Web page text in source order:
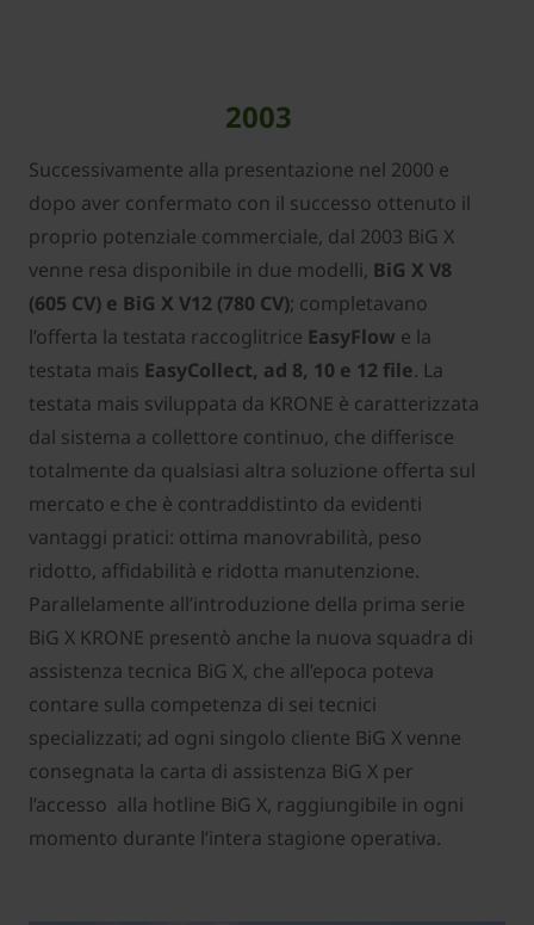
2003
Successivamente alla presentazione nel 2000 e
dopo aver confermato con il successo ottenuto il
proprio potenziale commerciale, dal 2003 BiG X
venne resa disponibile in due modelli, BiG X V8
(605 CV) e BiG X V12 (780 CV); completavano
l’offerta la testata raccoglitrice EasyFlow e la
testata mais EasyCollect, ad 8, 10 e 12 file. La
testata mais sviluppata da KRONE è caratterizzata
dal sistema a collettore continuo, che differisce
totalmente da qualsiasi altra soluzione offerta sul
mercato e che è contraddistinto da evidenti
vantaggi pratici: ottima manovrabilità, peso
ridotto, affidabilità e ridotta manutenzione.
Parallelamente all’introduzione della prima serie
BiG X KRONE presentò anche la nuova squadra di
assistenza tecnica BiG X, che all’epoca poteva
contare sulla competenza di sei tecnici
specializzati; ad ogni singolo cliente BiG X venne
consegnata la carta di assistenza BiG X per
l’accesso alla hotline BiG X, raggiungibile in ogni
momento durante l’intera stagione operativa.